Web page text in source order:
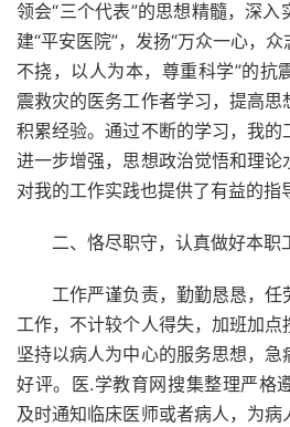
领会“三个代表”的思想精髓，深入
建“平安医院”，发扬“万众一心，
不挠，以人为本，尊重科学”的抗
震救灾的医务工作者学习，提高思
积累经验。通过不断的学习，我
进一步增强，思想政治觉悟和理
对我的工作实践也提供了有益的指
二、恪尽职守，认真做好本职
工作严谨负责，勤勤恳恳，任
工作，不计较个人得失，加班加
坚持以病人为中心的服务思想，
好评。医.学教育网搜集整理严格
及时通知临床医师或者病人，为